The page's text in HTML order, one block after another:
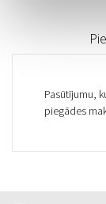
Pasūtījumu,
piegādes